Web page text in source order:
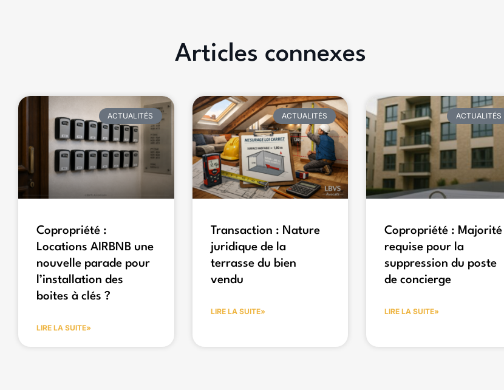
Articles connexes
ACTUALITÉS
Copropriété :
Locations AIRBNB une
nouvelle parade pour
l’installation des
boites à clés ?
LIRE LA SUITE»
ACTUALITÉS
Transaction : Nature
juridique de la
terrasse du bien
vendu
LIRE LA SUITE»
ACTUALITÉS
Copropriété : Majorité
requise pour la
suppression du poste
de concierge
LIRE LA SUITE»